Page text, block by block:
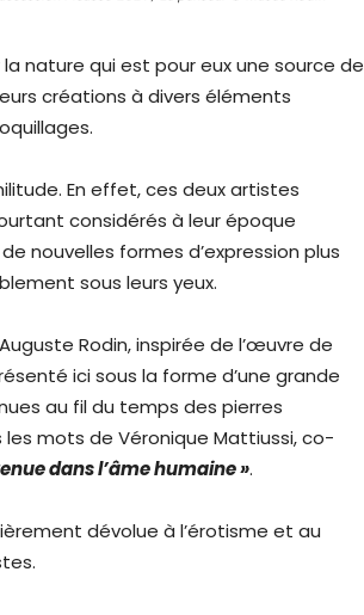
nature qui est pour eux une source de
créations à divers éléments
En effet, ces deux artistes
considérés à leur époque
nouvelles formes d’expression plus
sous leurs yeux.
Rodin, inspirée de l’œuvre de
ici sous la forme d’une grande
au fil du temps des pierres
les mots de Véronique Mattiussi, co-
dans l’âme humaine ».
dévolue à l’érotisme et au